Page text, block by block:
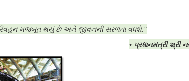
મજબૂત થયું છે અને જીવનની સરળતા વધશે."
• પ્રધાનમંત્રી શ્રી